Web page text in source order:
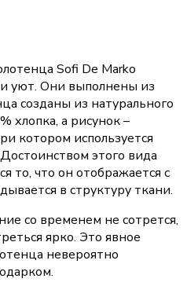
Sofi De Marko
уют. Они выполнены из
созданы из натурального
хлопка, а рисунок –
котором используется
этого вида
то, что он отображается с
в структуру ткани.
со временем не сотрется,
ярко. Это явное
невероятно